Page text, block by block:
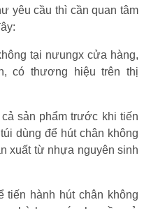
yêu cầu thì cần quan tâm
tại nưungx cửa hàng,
có thương hiệu trên thị
sản phẩm trước khi tiến
dùng để hút chân không
xuất từ nhựa nguyên sinh
tiến hành hút chân không